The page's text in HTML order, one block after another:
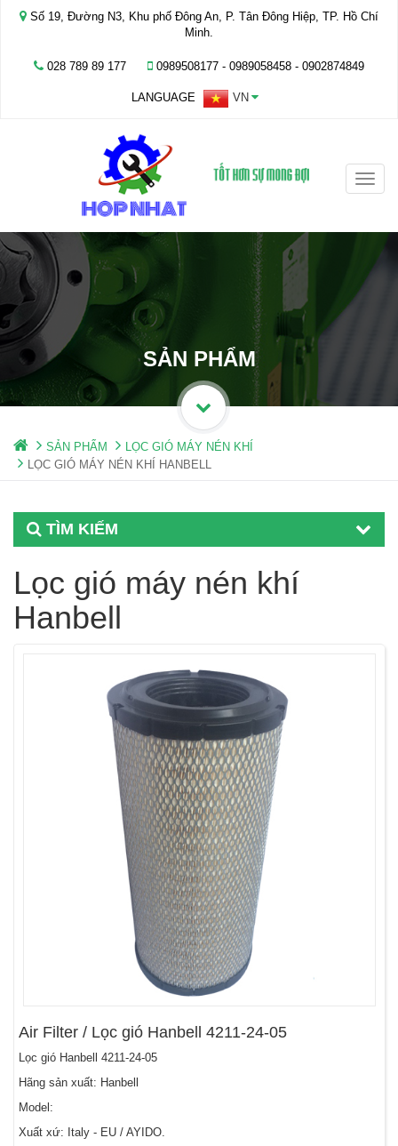
Số 19, Đường N3, Khu phố Đông An, P. Tân Đông Hiệp, TP. Hồ Chí
Minh.
028 789 89 177 0989508177 - ‭0989058458‬ - 0902874849
LANGUAGE VN
Toggle
SẢN PHẨM
SẢN PHẨM
LỌC GIÓ MÁY NÉN KHÍ
LỌC GIÓ MÁY NÉN KHÍ HANBELL
TÌM KIẾM
Lọc gió máy nén khí
Hanbell
Air Filter / Lọc gió Hanbell 4211-24-05
Lọc gió Hanbell 4211-24-05
Hãng sản xuất: Hanbell
Model:
Xuất xứ: Italy - EU / AYIDO.